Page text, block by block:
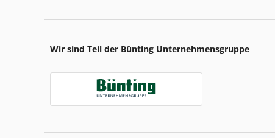
Wir sind Teil der Bünting Unternehmensgruppe